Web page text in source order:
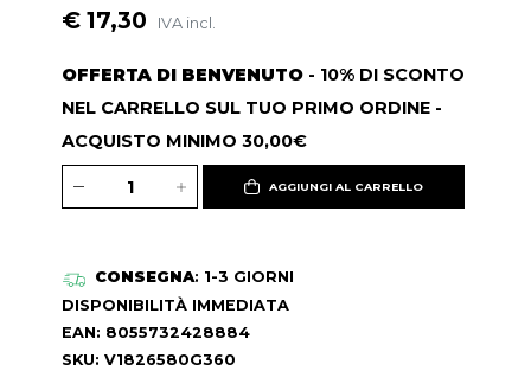
€ 17,30 IVA incl.
OFFERTA DI BENVENUTO - 10% DI SCONTO
NEL CARRELLO SUL TUO PRIMO ORDINE -
ACQUISTO MINIMO 30,00€
AGGIUNGI AL CARRELLO
CONSEGNA: 1-3 GIORNI
DISPONIBILITÀ IMMEDIATA
EAN: 8055732428884
SKU: V1826580G360